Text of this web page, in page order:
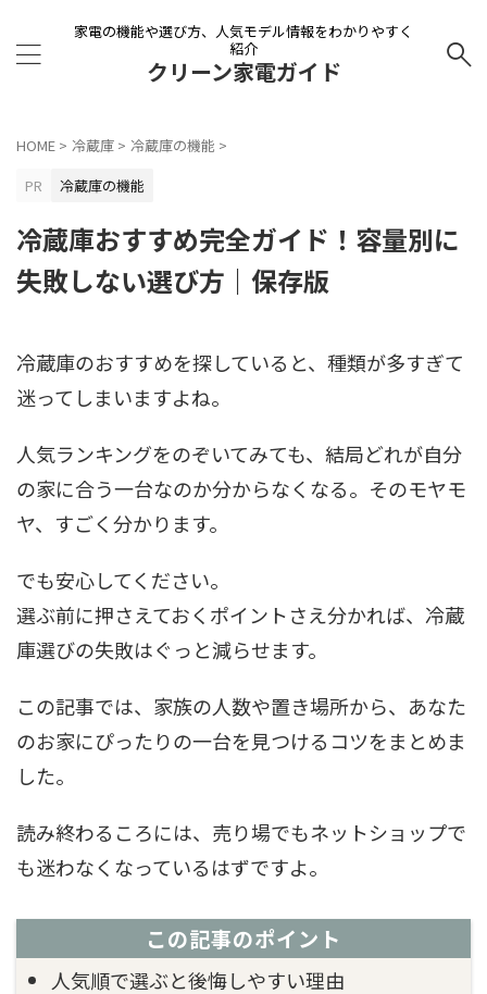
家電の機能や選び方、人気モデル情報をわかりやすく
紹介
クリーン家電ガイド
HOME > 冷蔵庫 > 冷蔵庫の機能 >
PR
冷蔵庫の機能
冷蔵庫おすすめ完全ガイド！容量別に
失敗しない選び方｜保存版
冷蔵庫のおすすめを探していると、種類が多すぎて
迷ってしまいますよね。
人気ランキングをのぞいてみても、結局どれが自分
の家に合う一台なのか分からなくなる。そのモヤモ
ヤ、すごく分かります。
でも安心してください。
選ぶ前に押さえておくポイントさえ分かれば、冷蔵
庫選びの失敗はぐっと減らせます。
この記事では、家族の人数や置き場所から、あなた
のお家にぴったりの一台を見つけるコツをまとめま
した。
読み終わるころには、売り場でもネットショップで
も迷わなくなっているはずですよ。
この記事のポイント
人気順で選ぶと後悔しやすい理由